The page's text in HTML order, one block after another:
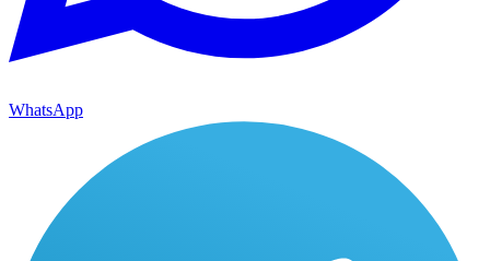
WhatsApp